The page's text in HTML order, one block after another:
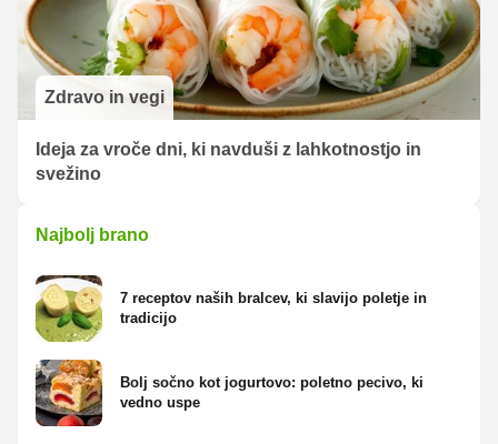
Zdravo in vegi
Ideja za vroče dni, ki navduši z lahkotnostjo in
svežino
Najbolj brano
7 receptov naših bralcev, ki slavijo poletje in
tradicijo
Bolj sočno kot jogurtovo: poletno pecivo, ki
vedno uspe